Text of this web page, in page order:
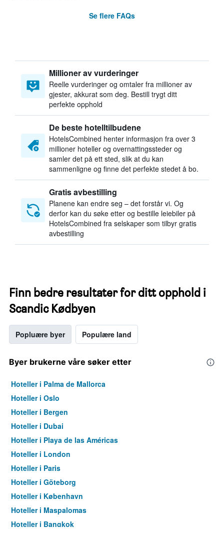
Se flere FAQs
Millioner av vurderinger
Reelle vurderinger og omtaler fra millioner av
gjester, akkurat som deg. Bestill trygt ditt
perfekte opphold
De beste hotelltilbudene
HotelsCombined henter informasjon fra over 3
millioner hoteller og overnattingssteder og
samler det på ett sted, slik at du kan
sammenligne og finne det perfekte stedet å bo.
Gratis avbestilling
Planene kan endre seg – det forstår vi. Og
derfor kan du søke etter og bestille leiebiler på
HotelsCombined fra selskaper som tilbyr gratis
avbestilling
Finn bedre resultater for ditt opphold i
Scandic Kødbyen
Popluære byer Populære land
Byer brukerne våre søker etter
Hoteller i Palma de Mallorca
Hoteller i Oslo
Hoteller i Bergen
Hoteller i Dubai
Hoteller i Playa de las Américas
Hoteller i London
Hoteller i Paris
Hoteller i Göteborg
Hoteller i København
Hoteller i Maspalomas
Hoteller i Bangkok